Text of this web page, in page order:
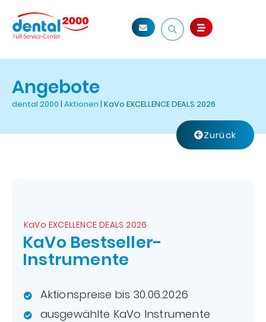
Angebote
dental 2000 | Aktionen | KaVo EXCELLENCE DEALS 2026
Zurück
KaVo EXCELLENCE DEALS 2026
KaVo Bestseller-
Instrumente
Aktionspreise bis 30.06.2026
ausgewählte KaVo Instrumente